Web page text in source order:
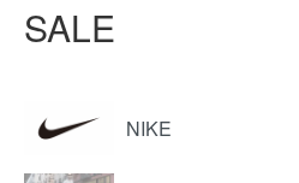
SALE
NIKE